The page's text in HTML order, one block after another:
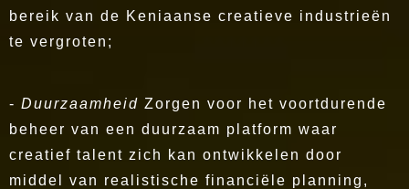
bereik van de Keniaanse creatieve industrieën
te vergroten;
- Duurzaamheid Zorgen voor het voortdurende
beheer van een duurzaam platform waar
creatief talent zich kan ontwikkelen door
middel van realistische financiële planning,